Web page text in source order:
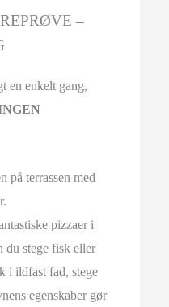
–
en enkelt gang,
på terrassen med
pizzaer i
du stege fisk eller
i ildfast fad, stege
egenskaber gør